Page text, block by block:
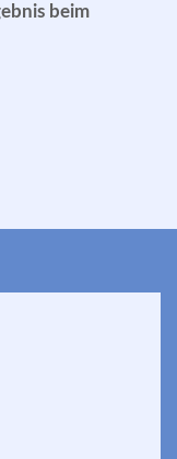
beim